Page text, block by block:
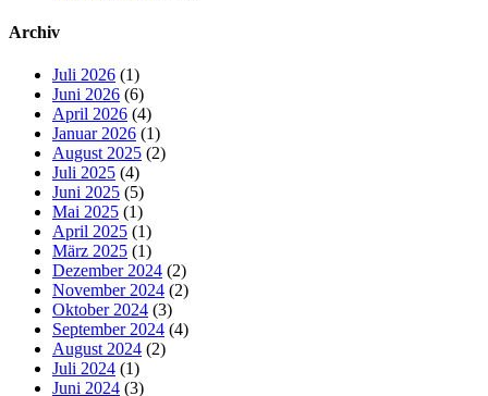
Archiv
Juli 2026 (1)
Juni 2026 (6)
April 2026 (4)
Januar 2026 (1)
August 2025 (2)
Juli 2025 (4)
Juni 2025 (5)
Mai 2025 (1)
April 2025 (1)
März 2025 (1)
Dezember 2024 (2)
November 2024 (2)
Oktober 2024 (3)
September 2024 (4)
August 2024 (2)
Juli 2024 (1)
Juni 2024 (3)